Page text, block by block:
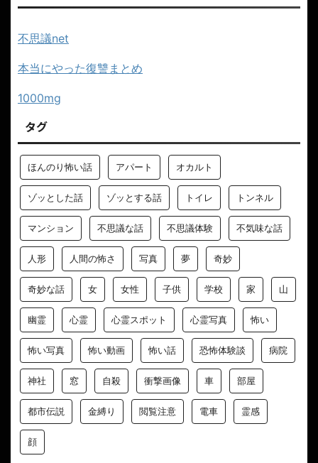
不思議net
本当にやった復讐まとめ
1000mg
タグ
ほんのり怖い話 アパート オカルト
ゾッとした話 ゾッとする話 トイレ トンネル
マンション 不思議な話 不思議体験 不気味な話
人形 人間の怖さ 写真 夢 奇妙
奇妙な話 女 女性 子供 学校 家 山
幽霊 心霊 心霊スポット 心霊写真 怖い
怖い写真 怖い動画 怖い話 恐怖体験談 病院
神社 窓 自殺 衝撃画像 車 部屋
都市伝説 金縛り 閲覧注意 電車 霊感
顔